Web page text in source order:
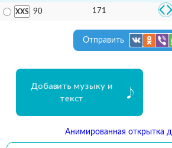
90 171
Отправить
Добавить музыку и
текст
Анимированная открытка